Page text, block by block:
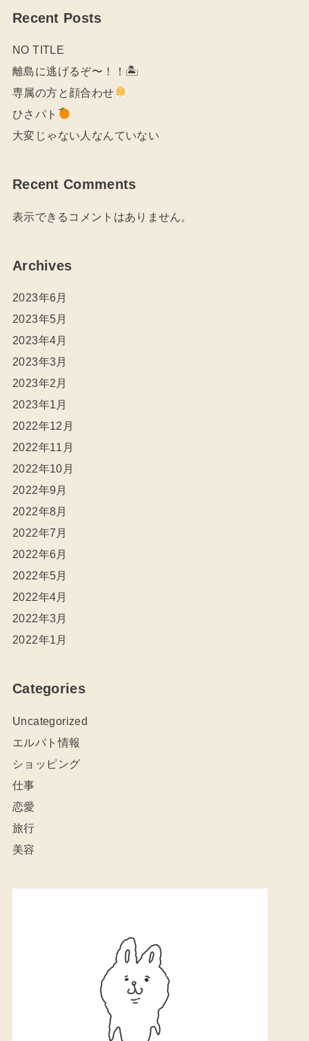
Recent Posts
NO TITLE
離島に逃げるぞ〜！！🏝
専属の方と顔合わせ
ひさパト
大変じゃない人なんていない
Recent Comments
表示できるコメントはありません。
Archives
2023年6月
2023年5月
2023年4月
2023年3月
2023年2月
2023年1月
2022年12月
2022年11月
2022年10月
2022年9月
2022年8月
2022年7月
2022年6月
2022年5月
2022年4月
2022年3月
2022年1月
Categories
Uncategorized
エルパト情報
ショッピング
仕事
恋愛
旅行
美容